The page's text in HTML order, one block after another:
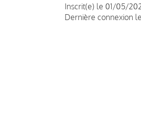
Inscrit(e) le 01/05/
Dernière connexion